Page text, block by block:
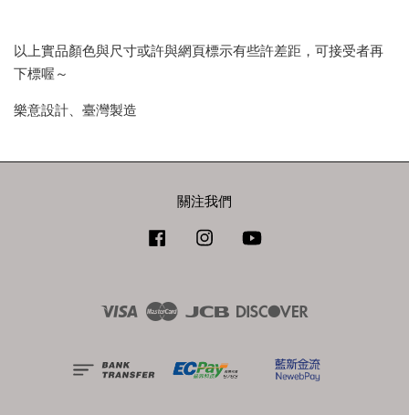
以上實品顏色與尺寸或許與網頁標示有些許差距，可接受者再
下標喔～
樂意設計、臺灣製造
關注我們
Facebook Instagram
Visa Master JCB